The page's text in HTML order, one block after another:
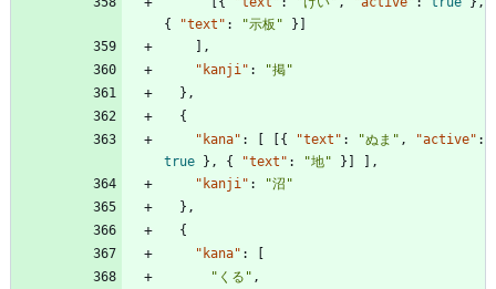
{
"text" : "示板" }
,
"kanji" :
"掲"
} ,
{
"kana" : { "text" : "ぬま" , "active" :
true
} , { "text" : "地" }
,
"kanji" :
"沼"
} ,
{
"kana" :
"くる" ,